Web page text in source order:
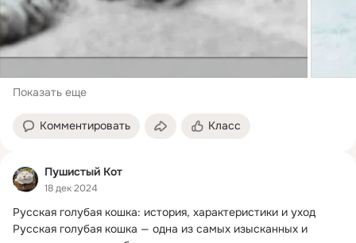
Показать еще
Комментировать Класс
Пушистый Кот
18 дек 2024
Русская голубая кошка: история, характеристики и уход
Русская голубая кошка — одна из самых изысканных и